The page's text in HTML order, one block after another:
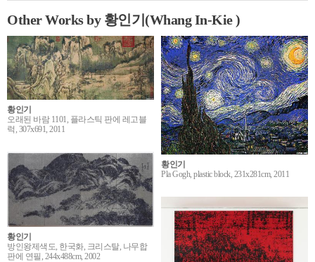
Other Works by 황인기(Whang In-Kie )
황인기
오래된 바람 1101, 플라스틱 판에 레고블
럭, 307x691, 2011
황인기
Pla Gogh, plastic block, 231x281cm, 2011
황인기
방인왕제색도, 한국화, 크리스탈, 나무합
판에 연필, 244x488cm, 2002